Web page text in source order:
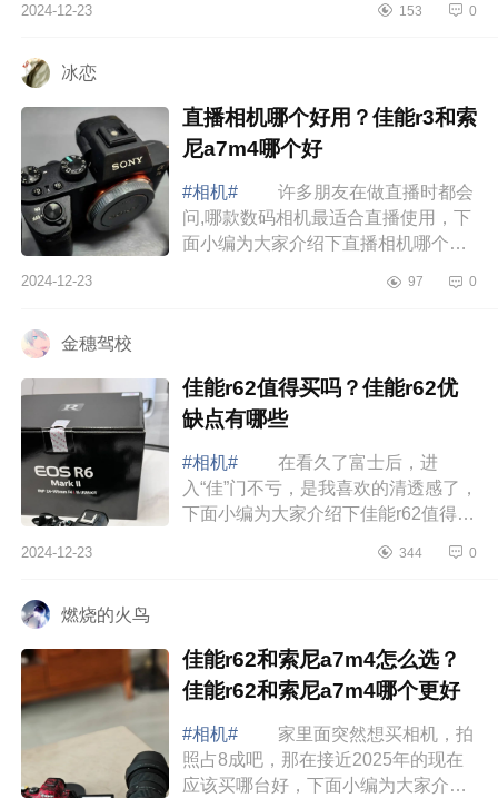
a6700值得买吗?索尼a6700和松下
2024-12-23 153 0
冰恋
直播相机哪个好用？佳能r3和索
尼a7m4哪个好
#相机#
许多朋友在做直播时都会
问,哪款数码相机最适合直播使用，下
面小编为大家介绍下直播相机哪个好
播相机哪个好用 佳能r3和索尼
2024-12-23 97 0
金穗驾校
佳能r62值得买吗？佳能r62优
缺点有哪些
#相机#
在看久了富士后，进
入“佳”门不亏，是我喜欢的清透感了，
下面小编为大家介绍下佳能r62值得买
r62值得买吗 佳能r62优缺点有哪
2024-12-23 344 0
燃烧的火鸟
佳能r62和索尼a7m4怎么选？
佳能r62和索尼a7m4哪个更好
#相机#
家里面突然想买相机，拍
照占8成吧，那在接近2025年的现在
应该买哪台好，下面小编为大家介绍